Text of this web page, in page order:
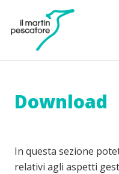
Download
In questa sezione
relativi agli aspetti